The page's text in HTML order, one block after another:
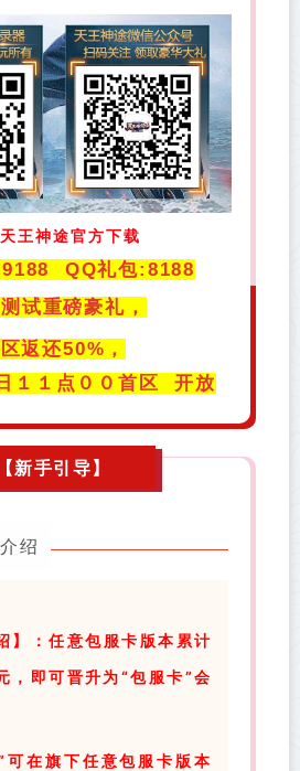
王神途官方下载
QQ礼包:8188
试重磅豪礼，
返还50%，
１１点００首区 开放
【 新手引导 】
绍
】： 任意包服卡版本累计
，即可晋升为“包服卡”会
可在旗下任意包服卡版本